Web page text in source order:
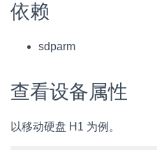
依赖
sdparm
查看设备属性
以移动硬盘 H1 为例。